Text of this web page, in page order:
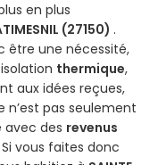
en plus
(27150) .
être une nécessité,
thermique,
aux idées reçues,
pas seulement
avec des revenus
vous faites donc